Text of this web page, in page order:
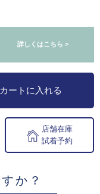
詳しくはこちら >
ートに入れる
店舗在庫
試着予約
か？